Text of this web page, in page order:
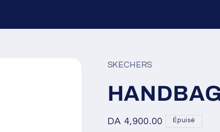
SKECHERS
Prix
DA 4,900.00 Épuisé